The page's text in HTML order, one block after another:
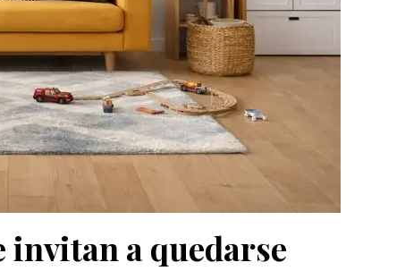
invitan a quedarse